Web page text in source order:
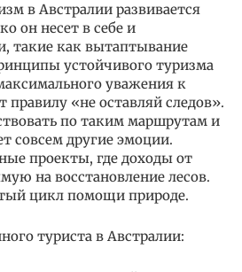
в Австралии развивается
он несет в себе и
такие как вытаптывание
устойчивого туризма
уважения к
правилу «не оставляй следов».
по таким маршрутам и
совсем другие эмоции.
проекты, где доходы от
на восстановление лесов.
цикл помощи природе.
туриста в Австралии: